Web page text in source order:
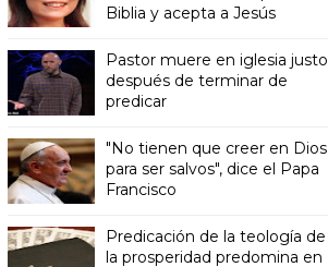
Biblia y acepta a Jesús
Pastor muere en iglesia justo
después de terminar de
predicar
"No tienen que creer en Dios
para ser salvos", dice el Papa
Francisco
Predicación de la teología de
la prosperidad predomina en